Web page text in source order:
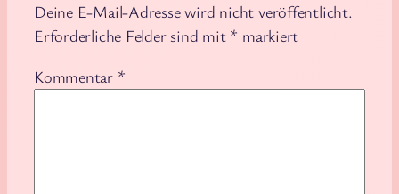
Deine E-Mail-Adresse wird nicht veröffentlicht.
Erforderliche Felder sind mit * markiert
Kommentar *